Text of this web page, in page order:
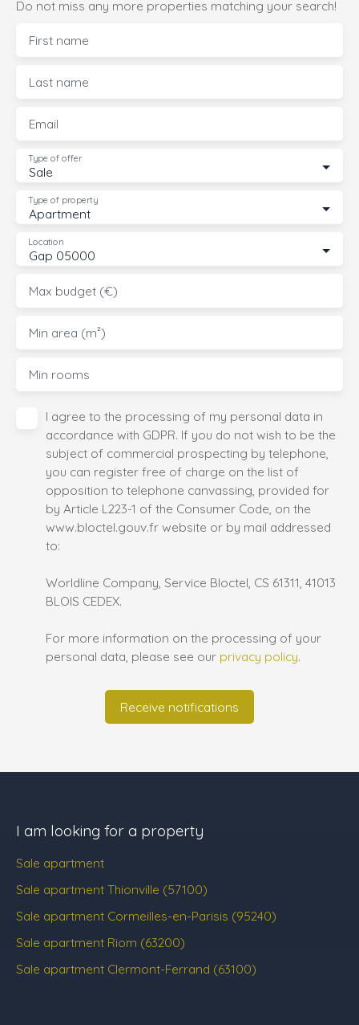
Do not miss any more properties matching your search!
First name
Last name
Email
Sale
Type of offer
Apartment
Type of property
Gap 05000
Location
Max budget (€)
Min area (m²)
Min rooms
I agree to the processing of my personal data in
accordance with GDPR. If you do not wish to be the
subject of commercial prospecting by telephone,
you can register free of charge on the list of
opposition to telephone canvassing, provided for
by Article L223-1 of the Consumer Code, on the
www.bloctel.gouv.fr website or by mail addressed
to:
Worldline Company, Service Bloctel, CS 61311, 41013
BLOIS CEDEX.
For more information on the processing of your
personal data, please see our privacy policy.
Receive notifications
I am looking for a property
Sale apartment
Sale apartment Thionville (57100)
Sale apartment Cormeilles-en-Parisis (95240)
Sale apartment Riom (63200)
Sale apartment Clermont-Ferrand (63100)